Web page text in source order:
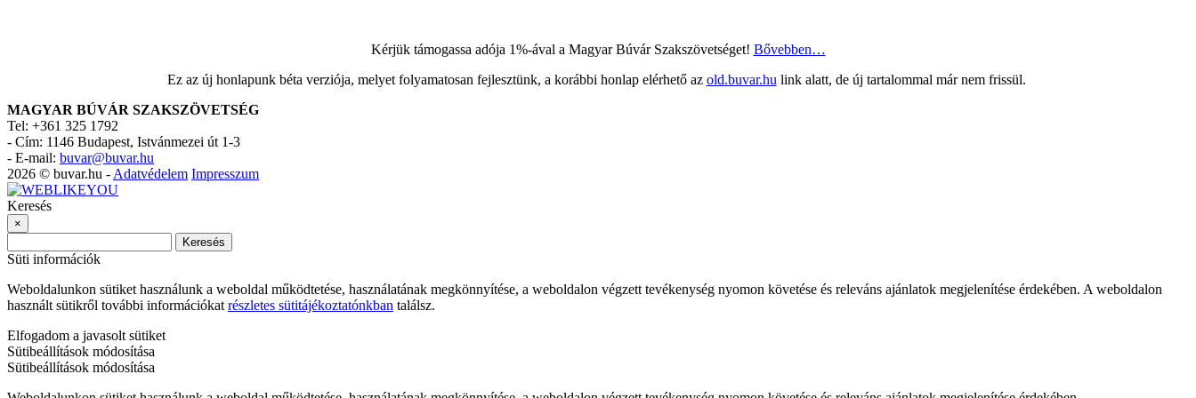
Kérjük támogassa adója 1%-ával a Magyar Búvár Szakszövetséget! Bővebben…
Ez az új honlapunk béta verziója, melyet folyamatosan fejlesztünk, a korábbi honlap elérhető az old.buvar.hu link alatt, de új tartalommal már nem frissül.
MAGYAR BÚVÁR SZAKSZÖVETSÉG
Tel: +361 325 1792
- Cím: 1146 Budapest, Istvánmezei út 1-3
- E-mail: buvar@buvar.hu
2026 © buvar.hu - Adatvédelem Impresszum
Keresés
×
Keresés
Süti információk
Weboldalunkon sütiket használunk a weboldal működtetése, használatának megkönnyítése, a weboldalon végzett tevékenység nyomon követése és releváns ajánlatok megjelenítése érdekében. A weboldalon
használt sütikről további információkat részletes sütitájékoztatónkban találsz.
Elfogadom a javasolt sütiket
Sütibeállítások módosítása
Sütibeállítások módosítása